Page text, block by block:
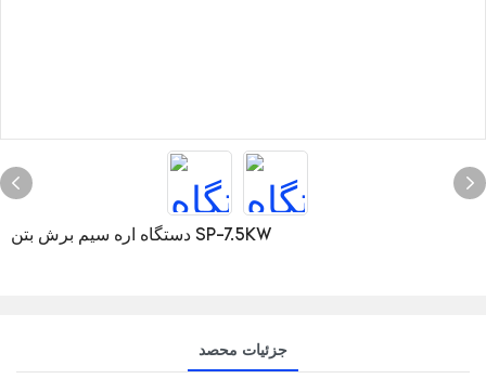
دستگاه اره سیم برش بتن SP-7.5KW
جزئیات محصد